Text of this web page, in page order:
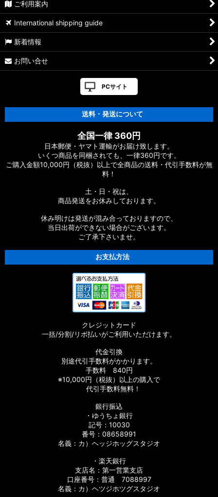
（魚種）コイ・ヘラブナ・金魚
（釣り風景）ルアーフィッシング
（釣り風景）フライフィッシング
（水中画像）海の風景
（水中画像）海水魚
（シリーズ）魚図鑑
（シリーズ）ビンテージ
（シリーズ）ウォーターカラー
（シリーズ）Fish series English
（その他）キャッチコピー
（その他）浮世絵
（その他）宇宙と夜空
ご利用案内
International shipping guide
新着情報
お問い合せ
PCサイト
送料・発送について
全国一律 360円
日本郵便・ヤマト運輸がお届け致します。
いくつ商品を同梱されても、一律360円です。
ご購入金額10,000円（税抜）以上で全商品の送料・代引手数料が無
料！
土・日・祝は、
商品発送をお休みしております。
休み明けは発送が混み合っておりますので、
当日出荷ができない場合がございます。
ご了承下さいませ。
お支払方法
クレジットカード
一括/分割/リボ払いがご利用いただけます。
代金引換
別途代引手数料がかかります。
手数料 840円
※10,000円（税抜）以上の購入で
代引手数料無料！
銀行振込
・ゆうちょ銀行
記号：10030
番号：08658991
名義：カ）ヘッジホッグスタジオ
・楽天銀行
支店名：第一営業支店
口座番号：普通 7088997
名義：カ）ヘツジホツグスタジオ